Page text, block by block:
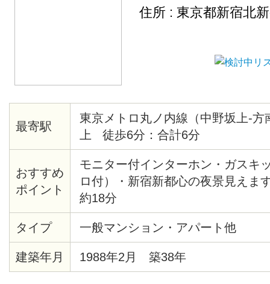
住所 : 東京都新宿北
最寄駅
東京メトロ丸ノ内線（中野坂上-方
上 徒歩6分：合計6分
おすすめ
ポイント
モニター付インターホン・ガスキ
ロ付）・新宿新都心の夜景見えま
約18分
タイプ 一般マンション・アパート他
建築年月 1988年2月 築38年